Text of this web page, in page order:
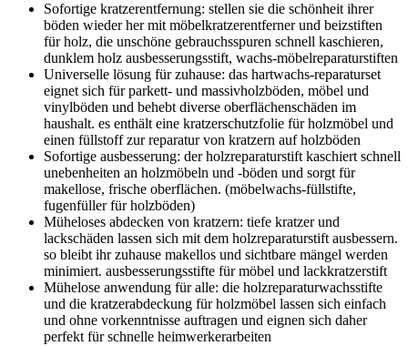
Sofortige kratzerentfernung: stellen sie die schönheit ihrer
böden wieder her mit möbelkratzerentferner und beizstiften
für holz, die unschöne gebrauchsspuren schnell kaschieren,
dunklem holz ausbesserungsstift, wachs-möbelreparaturstiften
Universelle lösung für zuhause: das hartwachs-reparaturset
eignet sich für parkett- und massivholzböden, möbel und
vinylböden und behebt diverse oberflächenschäden im
haushalt. es enthält eine kratzerschutzfolie für holzmöbel und
einen füllstoff zur reparatur von kratzern auf holzböden
Sofortige ausbesserung: der holzreparaturstift kaschiert schnell
unebenheiten an holzmöbeln und -böden und sorgt für
makellose, frische oberflächen. (möbelwachs-füllstifte,
fugenfüller für holzböden)
Müheloses abdecken von kratzern: tiefe kratzer und
lackschäden lassen sich mit dem holzreparaturstift ausbessern.
so bleibt ihr zuhause makellos und sichtbare mängel werden
minimiert. ausbesserungsstifte für möbel und lackkratzerstift
Mühelose anwendung für alle: die holzreparaturwachsstifte
und die kratzerabdeckung für holzmöbel lassen sich einfach
und ohne vorkenntnisse auftragen und eignen sich daher
perfekt für schnelle heimwerkerarbeiten